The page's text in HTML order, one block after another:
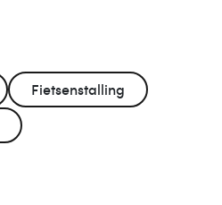
Fietsenstalling